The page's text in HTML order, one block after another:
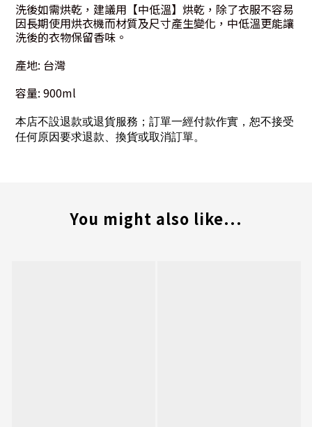
洗後如需烘乾，建議用【中低溫】烘乾，除了衣服不容易
因長期使用烘衣機而材質及尺寸產生變化，中低溫更能讓
洗後的衣物保留香味。
產地: 台灣
容量: 900ml
本店不設退款或退貨服務；訂單一經付款作實，恕不接受
任何原因要求退款、換貨或取消訂單。
You might also like...